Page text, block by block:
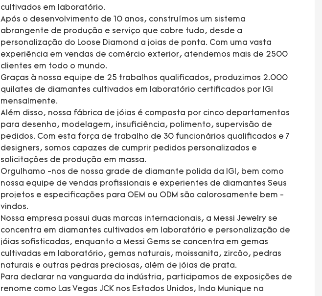
cultivados em laboratório.
Após o desenvolvimento de 10 anos, construímos um sistema
abrangente de produção e serviço que cobre tudo, desde a
personalização do Loose Diamond a joias de ponta. Com uma vasta
experiência em vendas de comércio exterior, atendemos mais de 2500
clientes em todo o mundo.
Graças à nossa equipe de 25 trabalhos qualificados, produzimos 2.000
quilates de diamantes cultivados em laboratório certificados por IGI
mensalmente.
Além disso, nossa fábrica de jóias é composta por cinco departamentos
para desenho, modelagem, insuficiência, polimento, supervisão de
pedidos. Com esta força de trabalho de 30 funcionários qualificados e 7
designers, somos capazes de cumprir pedidos personalizados e
solicitações de produção em massa.
Orgulhamo -nos de nossa grade de diamante polida da IGI, bem como
nossa equipe de vendas profissionais e experientes de diamantes Seus
projetos e especificações para OEM ou ODM são calorosamente bem -
vindos.
Nossa empresa possui duas marcas internacionais, a Messi Jewelry se
concentra em diamantes cultivados em laboratório e personalização de
jóias sofisticadas, enquanto a Messi Gems se concentra em gemas
cultivadas em laboratório, gemas naturais, moissanita, zircão, pedras
naturais e outras pedras preciosas, além de jóias de prata.
Para declarar na vanguarda da indústria, participamos de exposições de
renome como Las Vegas JCK nos Estados Unidos, Indo Munique na